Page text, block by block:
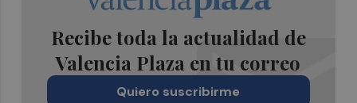
Recibe toda la actualidad de
Valencia Plaza en tu correo
Quiero suscribirme